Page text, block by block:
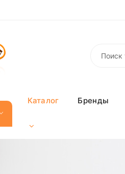
Каталог Бренды